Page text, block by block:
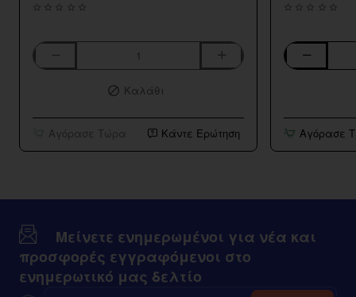
Aspire
Καλάθι
Αγόρασε Τώρα Κάντε Ερώτηση
Bar
10ml/120ml
Αγόρασε
Μείνετε ενημερωμένοι για νέα και
προσφορές εγγραφόμενοι στο
ενημερωτικό μας δελτίο